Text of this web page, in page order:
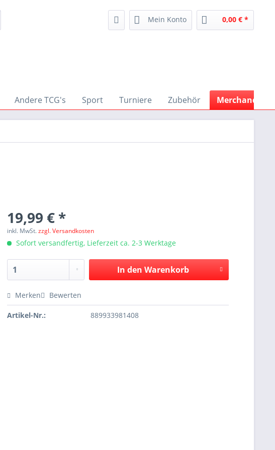
Mein Konto 0,00 € *
Andere TCG's Sport Turniere Zubehör Merchandise
19,99 € *
inkl. MwSt.zzgl. Versandkosten
Sofort versandfertig, Lieferzeit ca. 2-3 Werktage
In den Warenkorb
Merken Bewerten
Artikel-Nr.: 889933981408